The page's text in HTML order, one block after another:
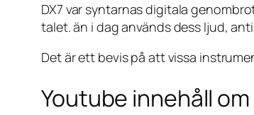
DX7 var syntarnas digitala
talet. än i dag används dess ljud,
Det är ett bevis på att vissa
Youtube innehåll om